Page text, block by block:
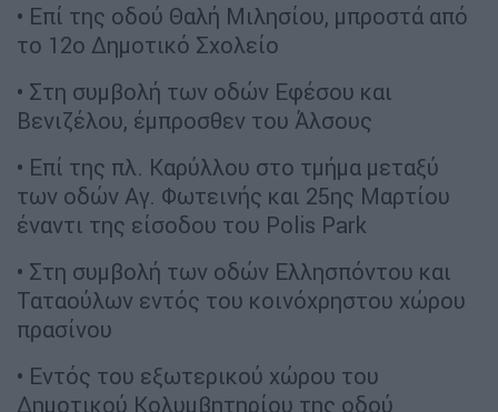
• Επί της οδού Θαλή Μιλησίου, μπροστά από
το 12ο Δημοτικό Σχολείο
• Στη συμβολή των οδών Εφέσου και
Βενιζέλου, έμπροσθεν του Άλσους
• Επί της πλ. Καρύλλου στο τμήμα μεταξύ
των οδών Αγ. Φωτεινής και 25ης Μαρτίου
έναντι της είσοδου του Polis Park
• Στη συμβολή των οδών Ελλησπόντου και
Ταταούλων εντός του κοινόχρηστου χώρου
πρασίνου
• Εντός του εξωτερικού χώρου του
Δημοτικού Κολυμβητηρίου της οδού